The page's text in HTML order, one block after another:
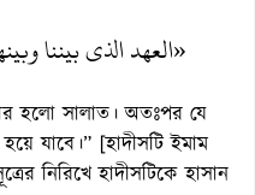
«العهد الذي بيننا
হলো সালাত। অতঃপর যে
যাবে।” [হাদীসটি ইমাম
নিরিখে হাদীসটিকে হাসান